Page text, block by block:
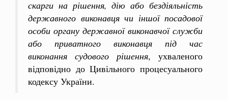
скарги на рішення, дію або бездіяльність
державного виконавця чи іншої посадової
особи органу державної виконавчої служби
або приватного виконавця під час
виконання судового рішення, ухваленого
відповідно до Цивільного процесуального
кодексу України.